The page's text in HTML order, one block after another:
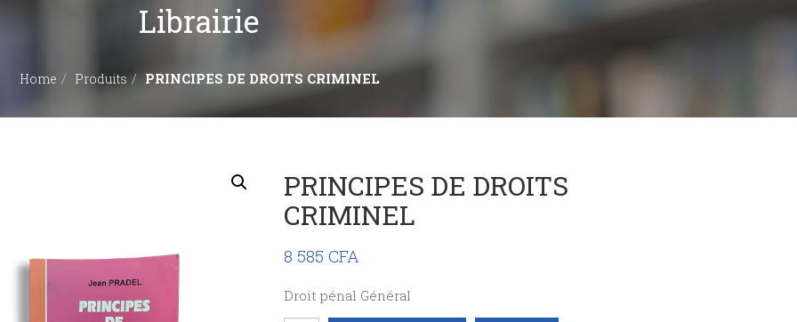
Librairie
Home Produits PRINCIPES DE DROITS CRIMINEL
PRINCIPES DE DROITS
CRIMINEL
8 585CFA
Droit pénal Général